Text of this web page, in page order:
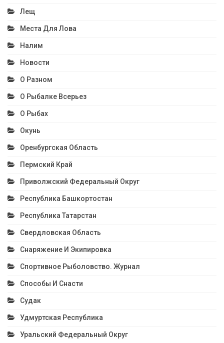
Лещ
Места Для Лова
Налим
Новости
О Разном
О Рыбалке Всерьез
О Рыбах
Окунь
Оренбургская Область
Пермский Край
Приволжский Федеральный Округ
Республика Башкортостан
Республика Татарстан
Свердловская Область
Снаряжение И Экипировка
Спортивное Рыболовство. Журнал
Способы И Снасти
Судак
Удмуртская Республика
Уральский Федеральный Округ